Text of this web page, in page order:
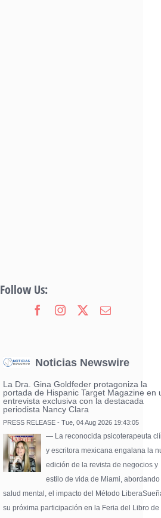
Follow Us:
Noticias Newswire
La Dra. Gina Goldfeder protagoniza la
portada de Hispanic Target Magazine en
entrevista exclusiva con la destacada
periodista Nancy Clara
PRESS RELEASE - Tue, 04 Aug 2026 19:43:05
— La reconocida psicoterapeuta
y escritora mexicana engalana la
edición de la revista de negocios y
estilo de vida de Miami,
salud mental, el impacto del Método
su próxima participación en la Feria del Libro de